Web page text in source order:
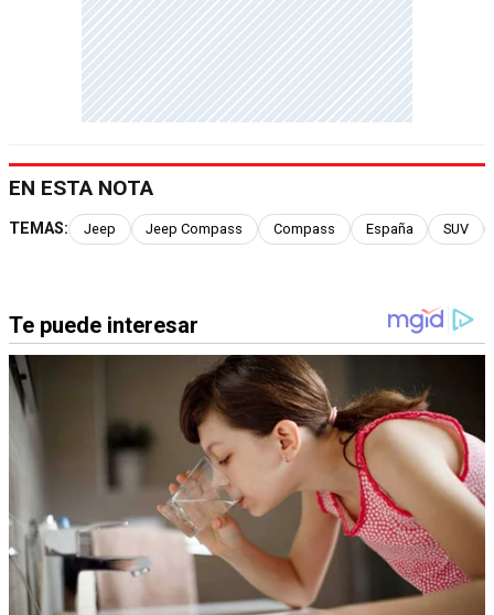
EN ESTA NOTA
TEMAS: Jeep Jeep Compass Compass España SUV